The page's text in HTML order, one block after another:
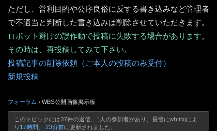
ただし、営利目的や公序良俗に反する書き込みなど管理者
で不適当と判断した書き込みは削除させていただきます。
ロボット避けの誤作動で投稿に失敗する場合があります。
その時は、再投稿してみて下さい。
投稿記事の削除依頼（ご本人の投稿のみ受付）
新規投稿
フォーラム › WBS公開画像掲示板
このトピックには37件の返信、1人の参加者があり、最後にwhtifxjによ
り 17時間、 23分前に更新されました。